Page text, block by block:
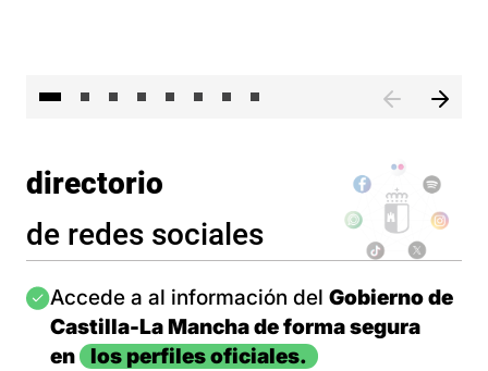
directorio
de redes sociales
Imagen
Accede a al información del Gobierno de
Castilla-La Mancha de forma segura
en
los perfiles oficiales.